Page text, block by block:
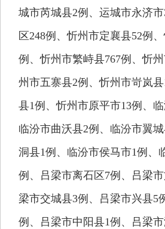
城市芮城县2例、运城市永济
区248例、忻州市定襄县52例
例、忻州市繁峙县767例、忻
州市五寨县2例、忻州市岢岚
县1例、忻州市原平市13例、临
临汾市曲沃县2例、临汾市翼
洞县1例、临汾市侯马市1例、
例、吕梁市离石区7例、吕梁
梁市交城县3例、吕梁市兴县5
例、吕梁市中阳县1例、吕梁市